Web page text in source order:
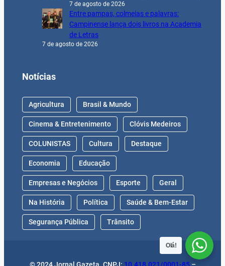
7 de agosto de 2026
Entre pampas, colmeias e palavras:
Campinense lança dois livros na Academia
de Letras
7 de agosto de 2026
Notícias
Agricultura Brasil & Mundo
Cinema & Entretenimento Clóvis Medeiros
COLUNISTAS Cultura Destaque
Economia Educação
Empresas e Negócios Esporte Geral
Na História Política Saúde & Bem-Estar
Segurança Pública Trânsito
Olá!